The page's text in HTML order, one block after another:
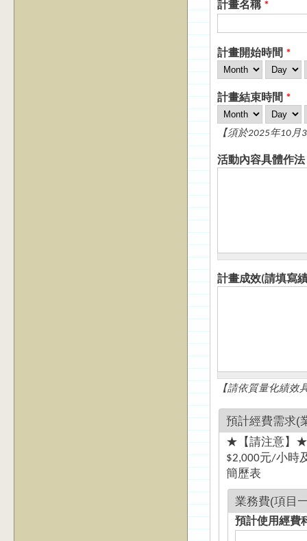
計畫名稱 *
計畫開始時間 *
Month
Day
計畫結束時間 *
Month
Day
【須於2025年10
活動內容具體作法
計畫成效(請填寫
【請依質量化績效
預計經費需求(
★【請注意】★ 1. 業務費與資本門請分開填寫 2. 鐘點費以校外國內專
$2,000元/小時
簡歷表
業務費(項目
預計使用經費